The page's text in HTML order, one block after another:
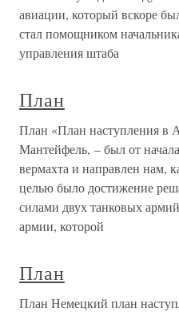
авиации, который вскоре
стал помощником
управления штаба
План
План «План наступления в
Мантейфель, – был от
вермахта и направлен нам,
целью было достижение
силами двух танковых
армии, которой
План
План Немецкий план